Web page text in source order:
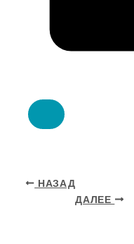
НАЗАД
ДАЛЕЕ